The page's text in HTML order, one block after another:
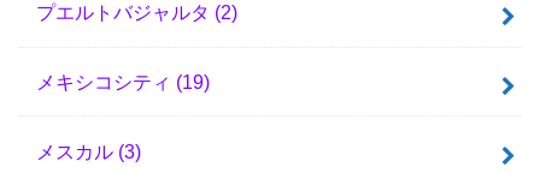
プエルトバジャルタ (2)
メキシコシティ (19)
メスカル (3)